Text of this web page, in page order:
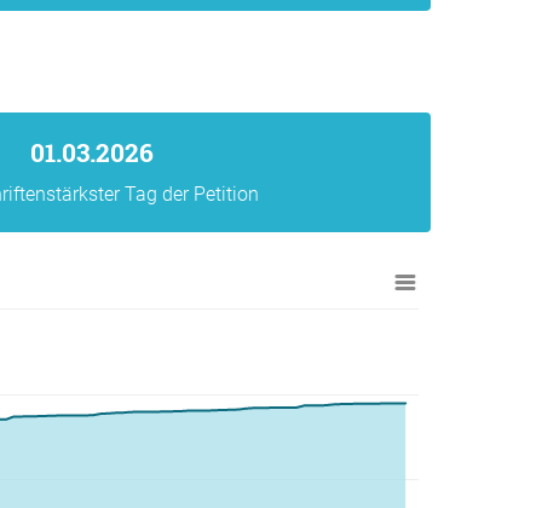
01.03.2026
Tag der Petition